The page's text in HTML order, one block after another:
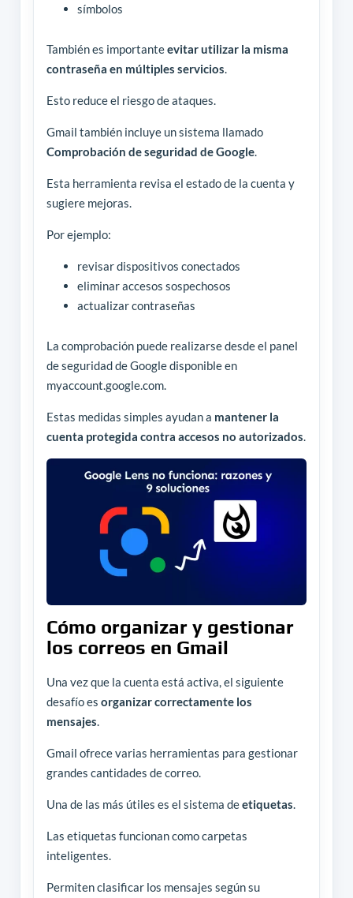
símbolos
También es importanteevitar utilizar la misma
contraseña en múltiples servicios.
Esto reduce el riesgo de ataques.
Gmail también incluye un sistema llamado
Comprobación de seguridad de Google.
Esta herramienta revisa el estado de la cuenta y
sugiere mejoras.
Por ejemplo:
revisar dispositivos conectados
eliminar accesos sospechosos
actualizar contraseñas
La comprobación puede realizarse desde el panel
de seguridad de Google disponible en
myaccount.google.com.
Estas medidas simples ayudan a mantener la
cuenta protegida contra accesos no autorizados.
Cómo organizar y gestionar
los correos en Gmail
Una vez que la cuenta está activa, el siguiente
desafío es organizar correctamente los
mensajes.
Gmail ofrece varias herramientas para gestionar
grandes cantidades de correo.
Una de las más útiles es el sistema deetiquetas.
Las etiquetas funcionan como carpetas
inteligentes.
Permiten clasificar los mensajes según su